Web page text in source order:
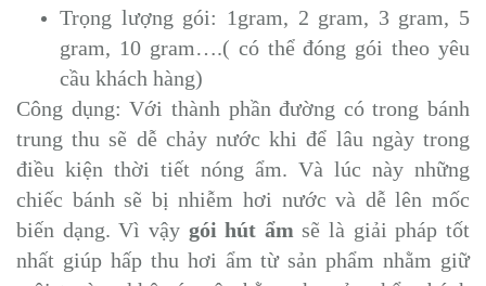
Trọng lượng gói: 1gram, 2 gram, 3 gram, 5
gram, 10 gram….( có thể đóng gói theo yêu
cầu khách hàng)
Công dụng: Với thành phần đường có trong bánh
trung thu sẽ dễ chảy nước khi để lâu ngày trong
điều kiện thời tiết nóng ẩm. Và lúc này những
chiếc bánh sẽ bị nhiễm hơi nước và dễ lên mốc
biến dạng. Vì vậy gói hút ẩm sẽ là giải pháp tốt
nhất giúp hấp thu hơi ẩm từ sản phẩm nhằm giữ